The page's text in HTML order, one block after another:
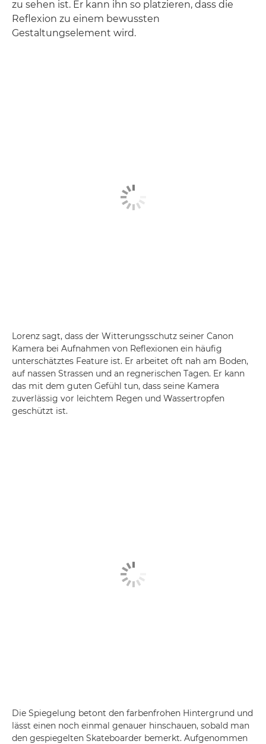
zu sehen ist. Er kann ihn so platzieren, dass die
Reflexion zu einem bewussten
Gestaltungselement wird.
Lorenz sagt, dass der Witterungsschutz seiner Canon
Kamera bei Aufnahmen von Reflexionen ein häufig
unterschätztes Feature ist. Er arbeitet oft nah am Boden,
auf nassen Strassen und an regnerischen Tagen. Er kann
das mit dem guten Gefühl tun, dass seine Kamera
zuverlässig vor leichtem Regen und Wassertropfen
geschützt ist.
Die Spiegelung betont den farbenfrohen Hintergrund und
lässt einen noch einmal genauer hinschauen, sobald man
den gespiegelten Skateboarder bemerkt. Aufgenommen